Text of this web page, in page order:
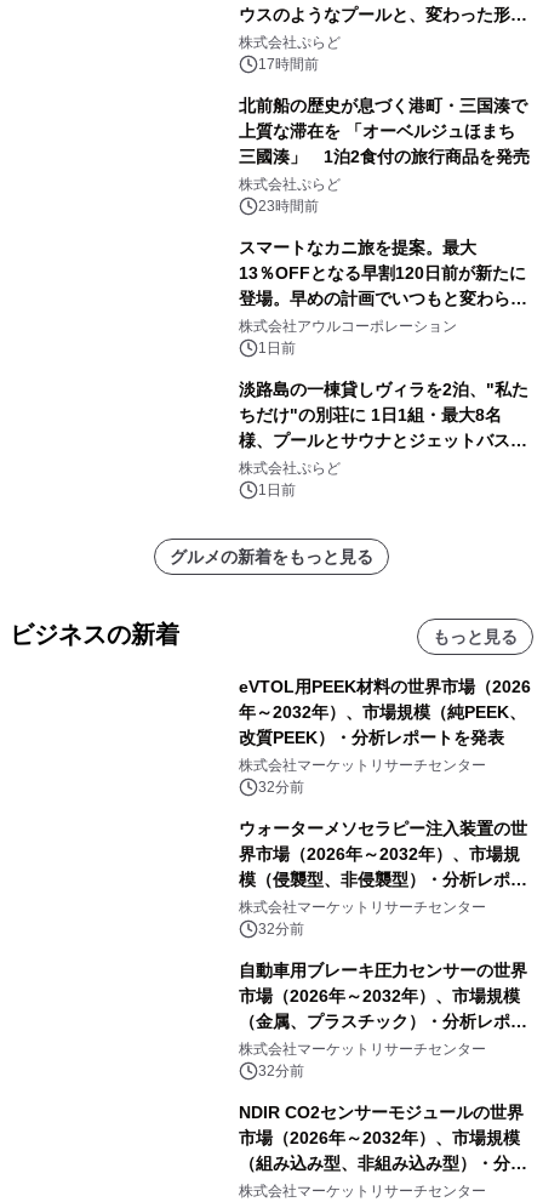
ウスのようなプールと、変わった形の
サウナも 「THE BOXY AWAJI」のお
得な素泊まり連泊プランで
株式会社ぷらど
17時間前
北前船の歴史が息づく港町・三国湊で
上質な滞在を 「オーベルジュほまち
三國湊」 1泊2食付の旅行商品を発売
株式会社ぷらど
23時間前
スマートなカニ旅を提案。最大
13％OFFとなる早割120日前が新たに
登場。早めの計画でいつもと変わらぬ
大人の冬旅を。ー夕日ヶ浦温泉「佳松
苑 別邸ふうか」ー
株式会社アウルコーポレーション
1日前
淡路島の一棟貸しヴィラを2泊、"私た
ちだけ"の別荘に 1日1組・最大8名
様、プールとサウナとジェットバス付
きで Villa Mon Temps AWAJIの連泊
素泊りプラン
株式会社ぷらど
1日前
グルメの新着をもっと見る
ビジネスの新着 もっと見る
eVTOL用PEEK材料の世界市場（2026
年～2032年）、市場規模（純PEEK、
改質PEEK）・分析レポートを発表
株式会社マーケットリサーチセンター
32分前
ウォーターメソセラピー注入装置の世
界市場（2026年～2032年）、市場規
模（侵襲型、非侵襲型）・分析レポー
トを発表
株式会社マーケットリサーチセンター
32分前
自動車用ブレーキ圧力センサーの世界
市場（2026年～2032年）、市場規模
（金属、プラスチック）・分析レポー
トを発表
株式会社マーケットリサーチセンター
32分前
NDIR CO2センサーモジュールの世界
市場（2026年～2032年）、市場規模
（組み込み型、非組み込み型）・分析
レポートを発表
株式会社マーケットリサーチセンター